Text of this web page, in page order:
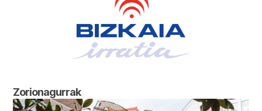
Zorionagurrak